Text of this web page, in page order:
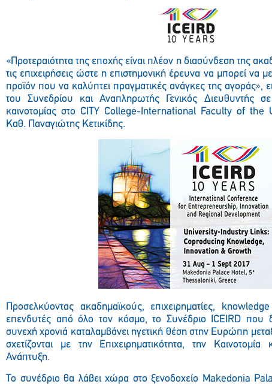
«Προτεραιότητα της εποχής είναι πλέον η διασύνδεση της
τις επιχειρήσεις ώστε η επιστημονική έρευνα να μπορεί να
προϊόν που να καλύπτει πραγματικές ανάγκες της αγοράς»,
του Συνεδρίου και Αναπληρωτής Γενικός Διευθυντής
καινοτομίας στο CITY College-International Faculty of
Καθ. Παναγιώτης Κετικίδης.
Προσελκύοντας ακαδημαϊκούς, επιχειρηματίες,
επενδυτές από όλο τον κόσμο, το Συνέδριο ICEIRD που
συνεχή χρονιά καταλαμβάνει ηγετική θέση στην Ευρώπη
σχετίζονται με τηv Επιχειρηματικότητα, την Καινοτομία
Ανάπτυξη.
Το συνέδριο θα λάβει χώρα στο ξενοδοχείο Makedonia